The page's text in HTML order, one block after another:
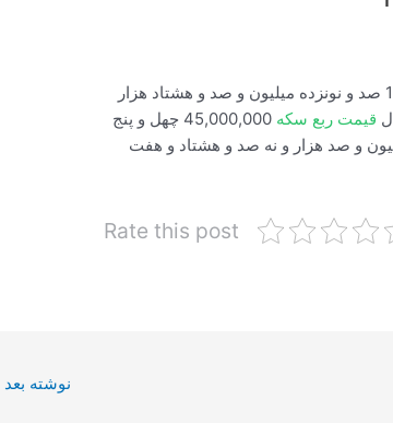
نرخ سکه امروز شنبه ساعت 13:40:55 برابر با 119,180,000 صد و نونزده میلیون و صد و هشتاد هزار
قیمت ربع سکه
45,000,000 چهل و پنج
25,100,987 بیست و پنج میلیون و صد هزار و نه صد و هشتاد و هفت
Rate this post
نوشته بعد